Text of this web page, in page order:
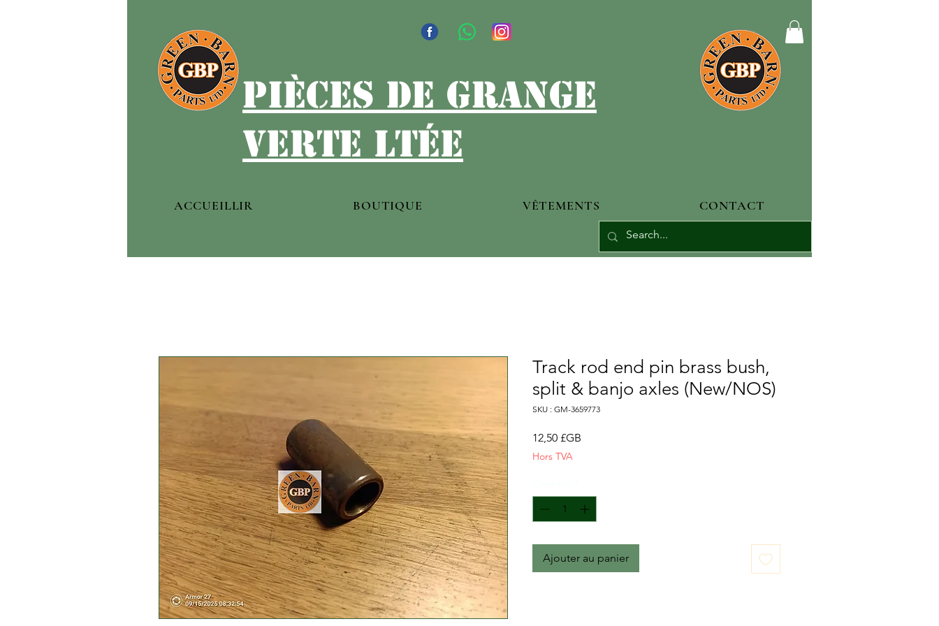
pièces de grange
verte ltée
ACCUEILLIR BOUTIQUE VÊTEMENTS CONTACT
Track rod end pin brass bush,
split & banjo axles (New/NOS)
SKU : GM-3659773
12,50 £GB
Hors TVA
Ajouter au panier